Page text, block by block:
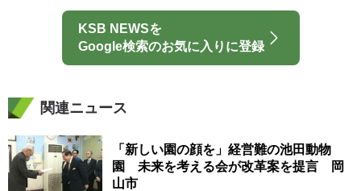
KSB NEWSを
Google検索のお気に入りに登録
関連ニュース
「新しい園の顔を」経営難の池田動物
園 未来を考える会が改革案を提言 岡
山市